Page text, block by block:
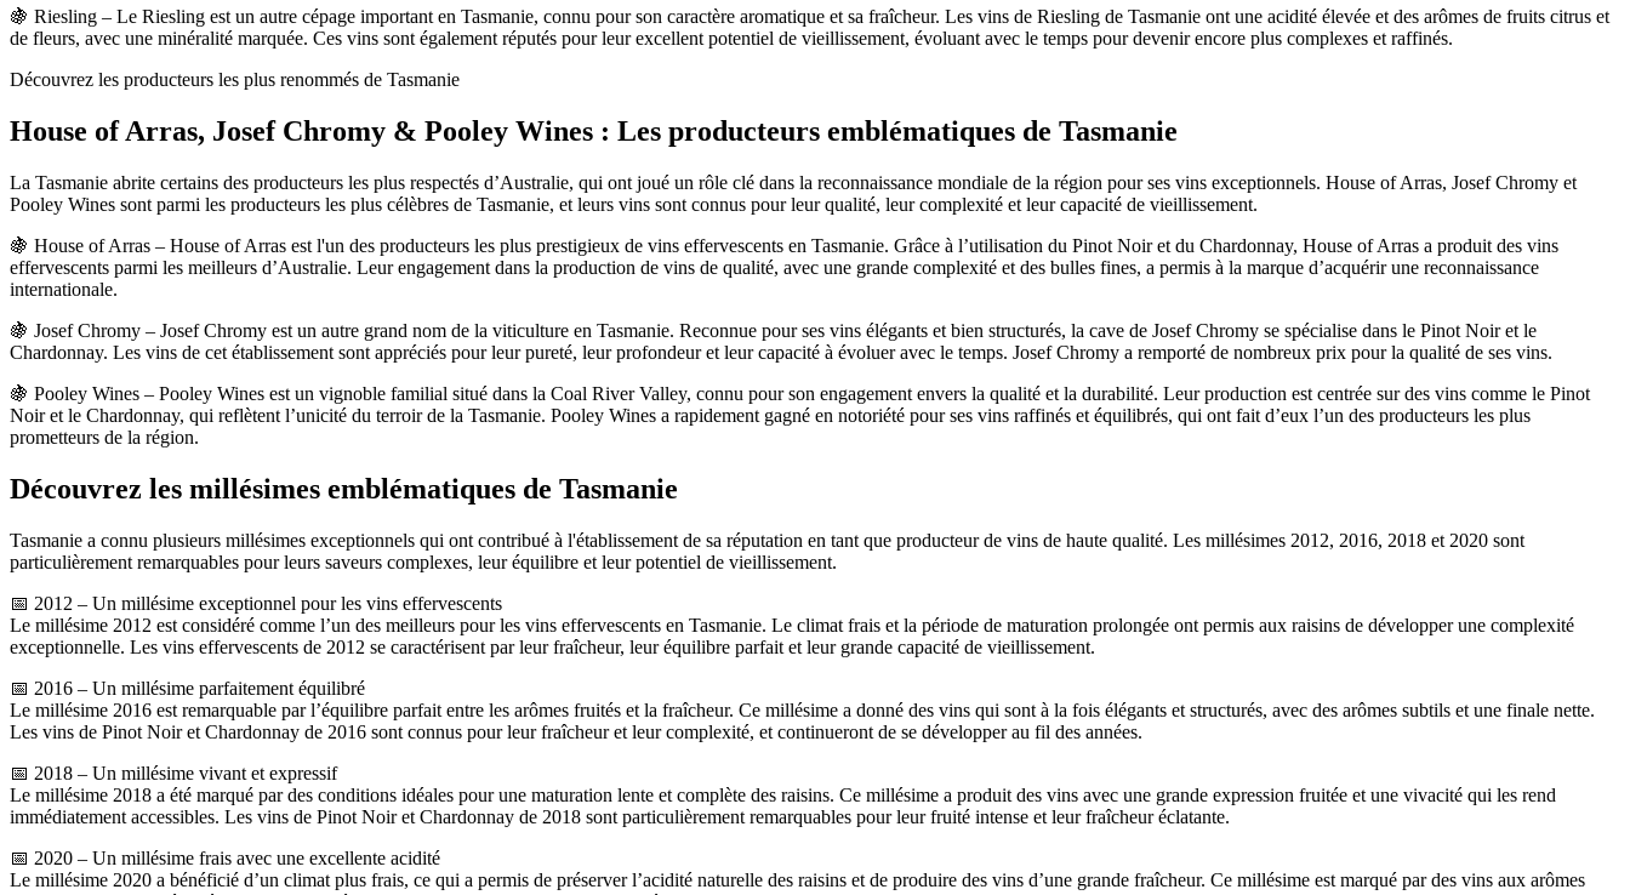
🍇 Riesling – Le Riesling est un autre cépage important en Tasmanie, connu pour son caractère aromatique et sa fraîcheur. Les vins de Riesling de Tasmanie ont une acidité élevée et des arômes de fruits citrus et
de fleurs, avec une minéralité marquée. Ces vins sont également réputés pour leur excellent potentiel de vieillissement, évoluant avec le temps pour devenir encore plus complexes et raffinés.
Découvrez les producteurs les plus renommés de Tasmanie
House of Arras, Josef Chromy & Pooley Wines : Les producteurs emblématiques de Tasmanie
La Tasmanie abrite certains des producteurs les plus respectés d’Australie, qui ont joué un rôle clé dans la reconnaissance mondiale de la région pour ses vins exceptionnels. House of Arras, Josef Chromy et
Pooley Wines sont parmi les producteurs les plus célèbres de Tasmanie, et leurs vins sont connus pour leur qualité, leur complexité et leur capacité de vieillissement.
🍇 House of Arras – House of Arras est l'un des producteurs les plus prestigieux de vins effervescents en Tasmanie. Grâce à l’utilisation du Pinot Noir et du Chardonnay, House of Arras a produit des vins
effervescents parmi les meilleurs d’Australie. Leur engagement dans la production de vins de qualité, avec une grande complexité et des bulles fines, a permis à la marque d’acquérir une reconnaissance
internationale.
🍇 Josef Chromy – Josef Chromy est un autre grand nom de la viticulture en Tasmanie. Reconnue pour ses vins élégants et bien structurés, la cave de Josef Chromy se spécialise dans le Pinot Noir et le
Chardonnay. Les vins de cet établissement sont appréciés pour leur pureté, leur profondeur et leur capacité à évoluer avec le temps. Josef Chromy a remporté de nombreux prix pour la qualité de ses vins.
🍇 Pooley Wines – Pooley Wines est un vignoble familial situé dans la Coal River Valley, connu pour son engagement envers la qualité et la durabilité. Leur production est centrée sur des vins comme le Pinot
Noir et le Chardonnay, qui reflètent l’unicité du terroir de la Tasmanie. Pooley Wines a rapidement gagné en notoriété pour ses vins raffinés et équilibrés, qui ont fait d’eux l’un des producteurs les plus
prometteurs de la région.
Découvrez les millésimes emblématiques de Tasmanie
Tasmanie a connu plusieurs millésimes exceptionnels qui ont contribué à l'établissement de sa réputation en tant que producteur de vins de haute qualité. Les millésimes 2012, 2016, 2018 et 2020 sont
particulièrement remarquables pour leurs saveurs complexes, leur équilibre et leur potentiel de vieillissement.
📅 2012 – Un millésime exceptionnel pour les vins effervescents
Le millésime 2012 est considéré comme l’un des meilleurs pour les vins effervescents en Tasmanie. Le climat frais et la période de maturation prolongée ont permis aux raisins de développer une complexité
exceptionnelle. Les vins effervescents de 2012 se caractérisent par leur fraîcheur, leur équilibre parfait et leur grande capacité de vieillissement.
📅 2016 – Un millésime parfaitement équilibré
Le millésime 2016 est remarquable par l’équilibre parfait entre les arômes fruités et la fraîcheur. Ce millésime a donné des vins qui sont à la fois élégants et structurés, avec des arômes subtils et une finale nette.
Les vins de Pinot Noir et Chardonnay de 2016 sont connus pour leur fraîcheur et leur complexité, et continueront de se développer au fil des années.
📅 2018 – Un millésime vivant et expressif
Le millésime 2018 a été marqué par des conditions idéales pour une maturation lente et complète des raisins. Ce millésime a produit des vins avec une grande expression fruitée et une vivacité qui les rend
immédiatement accessibles. Les vins de Pinot Noir et Chardonnay de 2018 sont particulièrement remarquables pour leur fruité intense et leur fraîcheur éclatante.
📅 2020 – Un millésime frais avec une excellente acidité
Le millésime 2020 a bénéficié d’un climat plus frais, ce qui a permis de préserver l’acidité naturelle des raisins et de produire des vins d’une grande fraîcheur. Ce millésime est marqué par des vins aux arômes